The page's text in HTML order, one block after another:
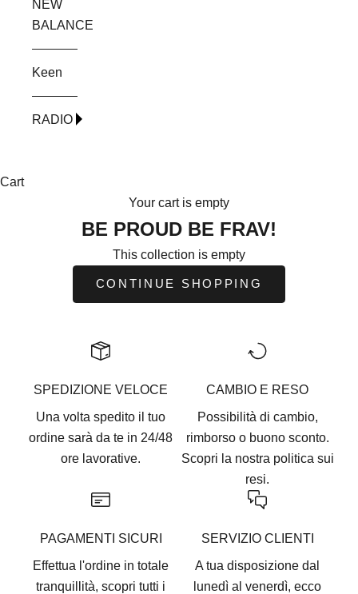
NEW
BALANCE
Keen
RADIO
Cart
Your cart is empty
BE PROUD BE FRAV!
This collection is empty
CONTINUE SHOPPING
SPEDIZIONE VELOCE
Una volta spedito il tuo
ordine sarà da te in 24/48
ore lavorative.
CAMBIO E RESO
Possibilità di cambio,
rimborso o buono sconto.
Scopri la nostra politica sui
resi.
PAGAMENTI SICURI
Effettua l'ordine in totale
tranquillità, scopri tutti i
SERVIZIO CLIENTI
A tua disposizione dal
lunedì al venerdì, ecco